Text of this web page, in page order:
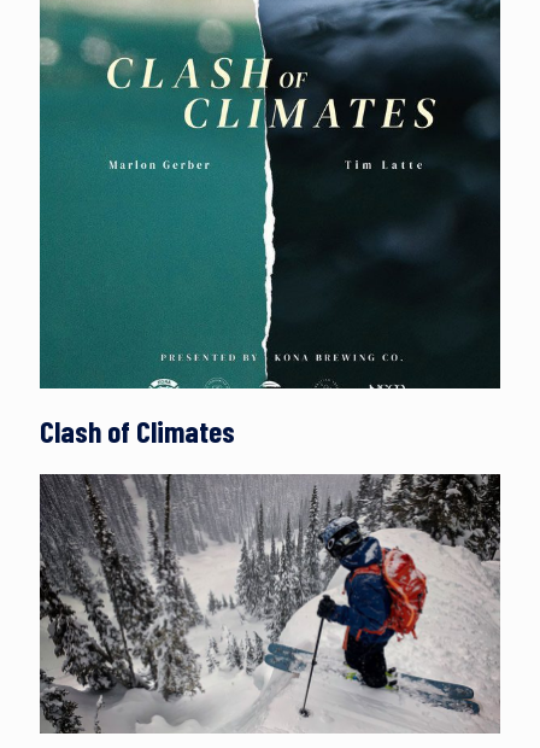
Clash of Climates